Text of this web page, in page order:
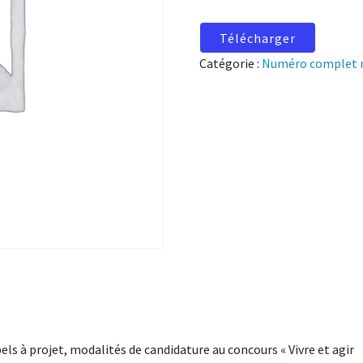
Télécharger
Catégorie : Numéro complet
à projet, modalités de candidature au concours « Vivre et agir